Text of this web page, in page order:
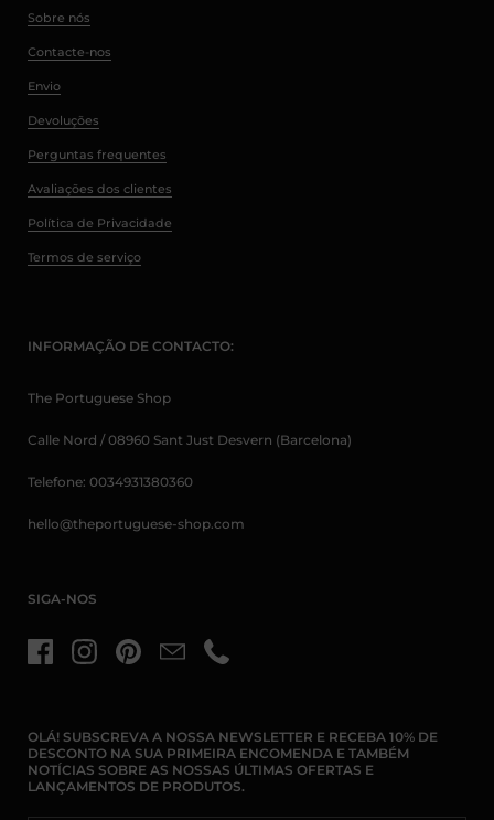
Sobre nós
Contacte-nos
Envio
Devoluções
Perguntas frequentes
Avaliações dos clientes
Política de Privacidade
Termos de serviço
INFORMAÇÃO DE CONTACTO:
The Portuguese Shop
Calle Nord / 08960 Sant Just Desvern (Barcelona)
Telefone: 0034931380360
hello@theportuguese-shop.com
SIGA-NOS
FacebookInstagramPinterestEmail Telefone
OLÁ! SUBSCREVA A NOSSA NEWSLETTER E RECEBA 10% DE
DESCONTO NA SUA PRIMEIRA ENCOMENDA E TAMBÉM
NOTÍCIAS SOBRE AS NOSSAS ÚLTIMAS OFERTAS E
LANÇAMENTOS DE PRODUTOS.